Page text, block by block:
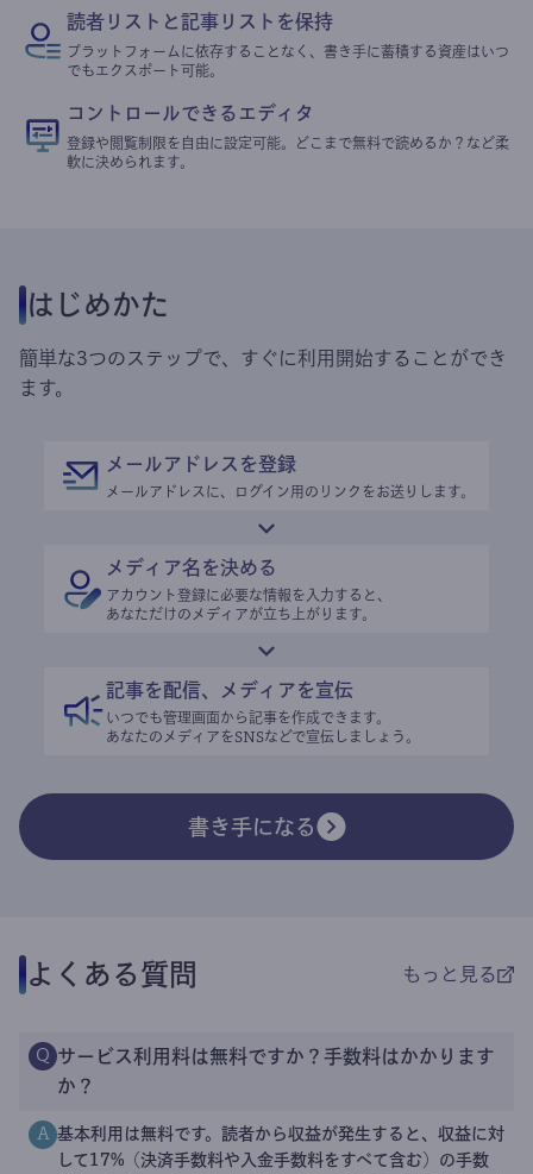
読者リストと記事リストを保持
プラットフォームに依存することなく、書き手に蓄積する資産はいつ
でもエクスポート可能。
コントロールできるエディタ
登録や閲覧制限を自由に設定可能。どこまで無料で読めるか？など柔
軟に決められます。
はじめかた
簡単な3つのステップで、すぐに利用開始することができ
ます。
メールアドレスを登録
メールアドレスに、ログイン用のリンクをお送りします。
メディア名を決める
アカウント登録に必要な情報を入力すると、
あなただけのメディアが立ち上がります。
記事を配信、メディアを宣伝
いつでも管理画面から記事を作成できます。
あなたのメディアをSNSなどで宣伝しましょう。
書き手になる
よくある質問 もっと見る
Q サービス利用料は無料ですか？手数料はかかります
か？
A 基本利用は無料です。読者から収益が発生すると、収益に対
して17%（決済手数料や入金手数料をすべて含む）の手数